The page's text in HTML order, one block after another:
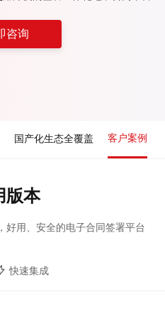
咨询
国产化生态全覆盖 客户案例
版本
好用、安全的电子合同签署平台
快速集成